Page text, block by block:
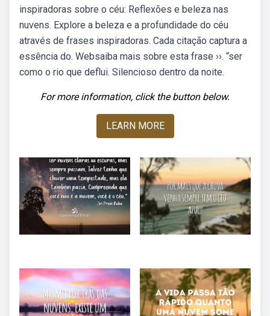
inspiradoras sobre o céu: Reflexões e beleza nas
nuvens. Explore a beleza e a profundidade do céu
através de frases inspiradoras. Cada citação captura a
essência do. Websaiba mais sobre esta frase ››. “ser
como o rio que deflui. Silencioso dentro da noite.
For more information, click the button below.
LEARN MORE